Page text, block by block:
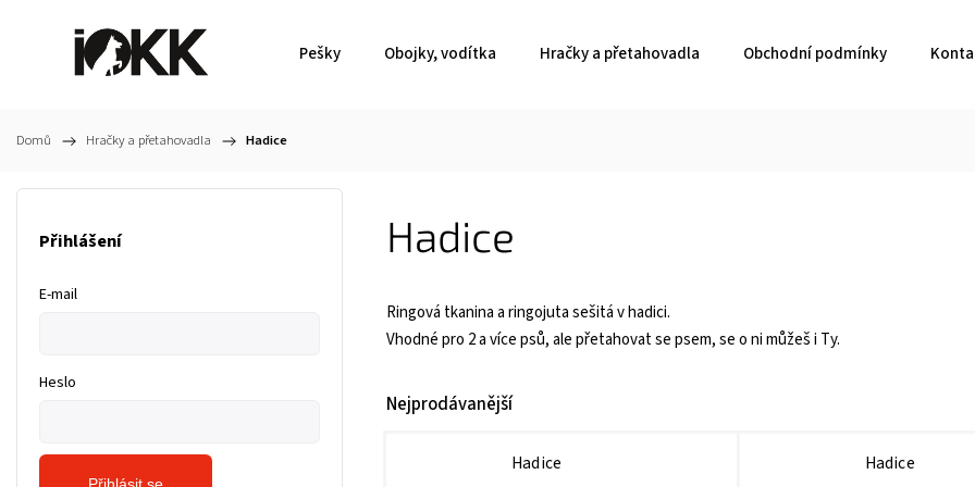
Pešky Obojky, vodítka Hračky a přetahovadla Obchodní podmínky
Domů / Hračky a přetahovadla / Hadice
Přihlášení
E-mail
Heslo
Hadice
Ringová tkanina a ringojuta sešitá v hadici.
Vhodné pro 2 a více psů, ale přetahovat se psem, se o ni můžeš i Ty.
Nejprodávanější
Hadice Hadice